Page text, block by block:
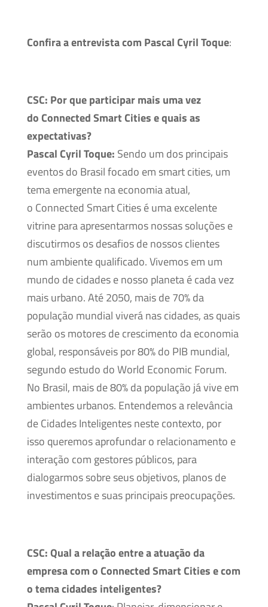
Confira a entrevista com Pascal Cyril Toque:
CSC: Por que participar mais uma vez
do Connected Smart Cities e quais as
expectativas?
Pascal Cyril Toque: Sendo um dos principais
eventos do Brasil focado em smart cities, um
tema emergente na economia atual,
o Connected Smart Cities é uma excelente
vitrine para apresentarmos nossas soluções e
discutirmos os desafios de nossos clientes
num ambiente qualificado. Vivemos em um
mundo de cidades e nosso planeta é cada vez
mais urbano. Até 2050, mais de 70% da
população mundial viverá nas cidades, as quais
serão os motores de crescimento da economia
global, responsáveis por 80% do PIB mundial,
segundo estudo do World Economic Forum.
No Brasil, mais de 80% da população já vive em
ambientes urbanos. Entendemos a relevância
de Cidades Inteligentes neste contexto, por
isso queremos aprofundar o relacionamento e
interação com gestores públicos, para
dialogarmos sobre seus objetivos, planos de
investimentos e suas principais preocupações.
CSC: Qual a relação entre a atuação da
empresa com o Connected Smart Cities e com
o tema cidades inteligentes?